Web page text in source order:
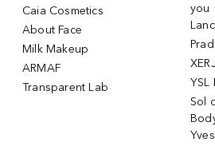
Caia Cosmetics
About Face
Milk Makeup
ARMAF
Transparent Lab
you
YSL
Sol